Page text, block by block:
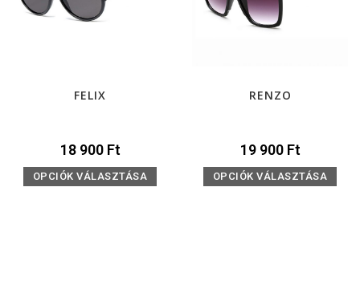
FELIX
18 900 Ft
OPCIÓK VÁLASZTÁSA
RENZO
19 900 Ft
OPCIÓK VÁLASZTÁSA